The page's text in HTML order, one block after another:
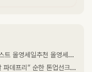
민감성 피부를 위한 올리브영 세일 추천 리스트 올영세일추천 올영세일 올영세일추천템
화장이 두려운 민감성이라면, “꼭 써봐야 할 파데프리” 순한 톤업선크림으로, 베이스 메이크업으로 인한 트러블 고민 끝!